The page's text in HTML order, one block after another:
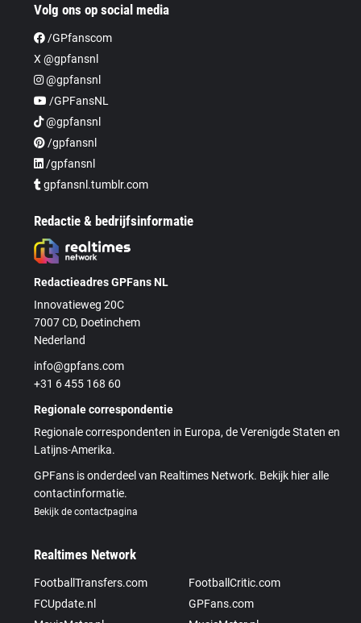
Volg ons op social media
/GPfanscom
X @gpfansnl
@gpfansnl
/GPFansNL
@gpfansnl
/gpfansnl
/gpfansnl
gpfansnl.tumblr.com
Redactie & bedrijfsinformatie
Redactieadres GPFans NL
Innovatieweg 20C
7007 CD, Doetinchem
Nederland
info@gpfans.com
+31 6 455 168 60
Regionale correspondentie
Regionale correspondenten in Europa, de Verenigde Staten en
Latijns-Amerika.
GPFans is onderdeel van Realtimes Network. Bekijk hier alle
contactinformatie.
Bekijk de contactpagina
Realtimes Network
FootballTransfers.com
FootballCritic.com
FCUpdate.nl
GPFans.com